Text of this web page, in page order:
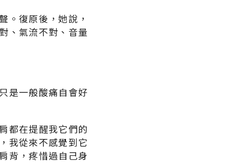
。復原後，她說，
、氣流不對、音量
是一般酸痛自會好
都在提醒我它們的
我從來不感覺到它
背，疼惜過自己身